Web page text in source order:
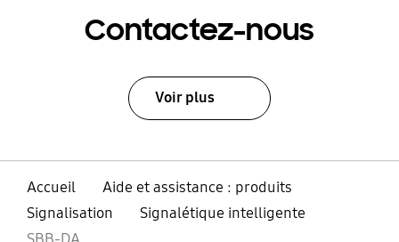
Contactez-nous
Voir plus
Accueil
Aide et assistance : produits
Signalisation
Signalétique intelligente